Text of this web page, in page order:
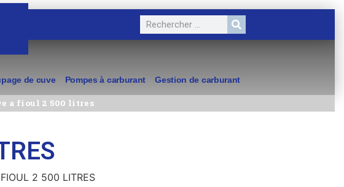
de cuve Pompes à carburant Gestion de carburant
a fioul 2 500 litres
2 500 LITRES